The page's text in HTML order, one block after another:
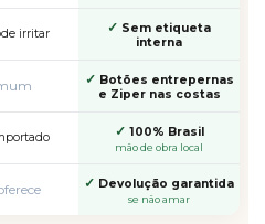
irritar ✓ Sem etiqueta
interna
✓ Botões entrepernas
e Ziper nas costas
✓ 100% Brasil
mão de obra local
✓ Devolução garantida
se não amar